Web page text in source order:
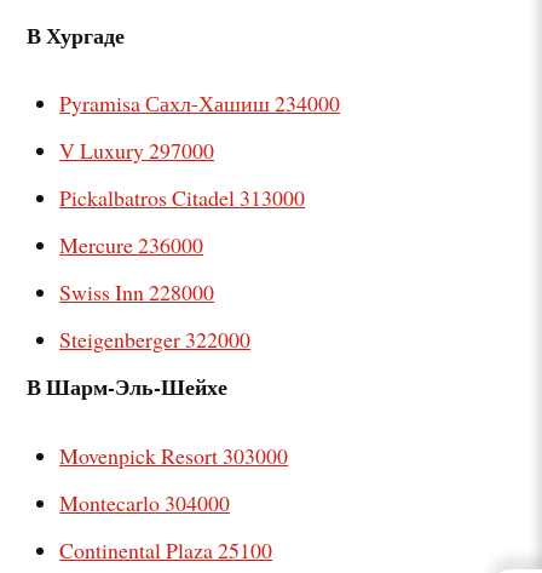
В Хургаде
Pyramisa Сахл-Хашиш 234000
V Luxury 297000
Pickalbatros Citadel 313000
Mercure 236000
Swiss Inn 228000
Steigenberger 322000
В Шарм-Эль-Шейхе
Movenpick Resort 303000
Montecarlo 304000
Continental Plaza 25100